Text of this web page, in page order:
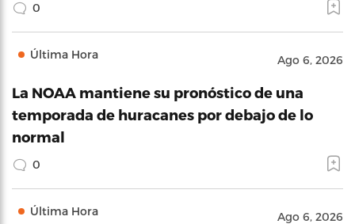
0
Última Hora Ago 6, 2026
La NOAA mantiene su pronóstico de una
temporada de huracanes por debajo de lo
normal
0
Última Hora Ago 6, 2026